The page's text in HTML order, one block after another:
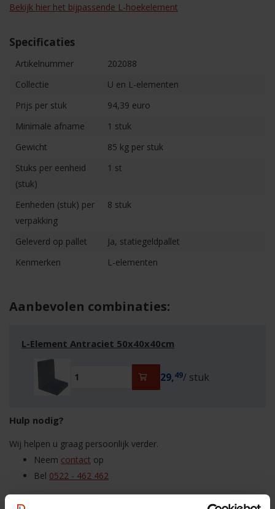
Bekijk hier het bijpassende L-hoekelement
Specificaties
Artikelnummer
202088
Collectie
U en L-elementen
Prijs per stuk
94,39 euro
Minimale afname
1 stuk
Gewicht
85 kg per stuk
Stuks per eenheid
(stuk)
1 st
Eenheden (stuk) per
verpakking
8 stuk
Geleverd op pallet
Ja, statiegeldpallet
Kenmerken
L-elementen
Aanbevolen combinaties:
L-Element Antraciet 50x40x40cm
29,49/ stuk
Hulp nodig?
Wij helpen u graag persoonlijk verder.
Neem contact op
Bel 0522 - 462 462